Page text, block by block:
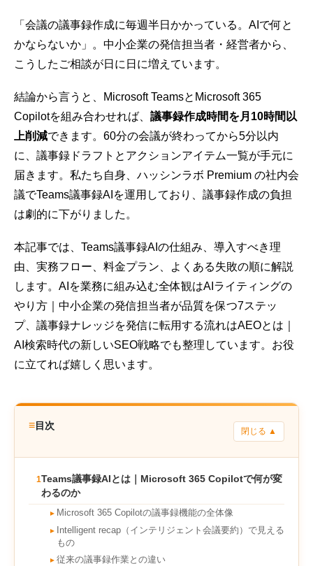
「会議の議事録作成に毎週半日かかっている。AIで何と
かならないか」。中小企業の発信担当者・経営者から、
こうしたご相談が日に日に増えています。
結論から言うと、Microsoft TeamsとMicrosoft 365
Copilotを組み合わせれば、 議事録作成時間を月10時間以
上削減できます。60分の会議が終わってから5分以内
に、議事録ドラフトとアクションアイテム一覧が手元に
届きます。私たち自身、ハッシンラボ Premium の社内会
議でTeams議事録AIを運用しており、議事録作成の負担
は劇的に下がりました。
本記事では、Teams議事録AIの仕組み、導入すべき理
由、実務フロー、料金プラン、よくある失敗の順に解説
します。AIを業務に組み込む全体観はAIライティングの
やり方｜中小企業の発信担当者が品質を保つ7ステッ
プ、議事録ナレッジを発信に転用する流れはAEOとは｜
AI検索時代の新しいSEO戦略でも整理しています。お役
に立てれば嬉しく思います。
≡目次
閉じる ▲
1Teams議事録AIとは｜Microsoft 365 Copilotで何が変
わるのか
► Microsoft 365 Copilotの議事録機能の全体像
►
Intelligent recap（インテリジェント会議要約）で見える
もの
► 従来の議事録作業との違い